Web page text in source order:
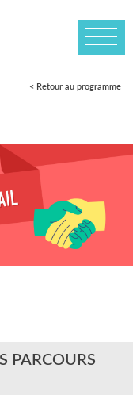
< Retour au programme
PARCOURS